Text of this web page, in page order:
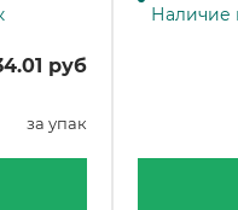
руб
за упак
Наличие